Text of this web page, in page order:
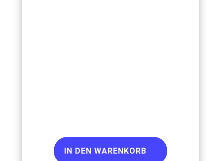
IN DEN WARENKORB